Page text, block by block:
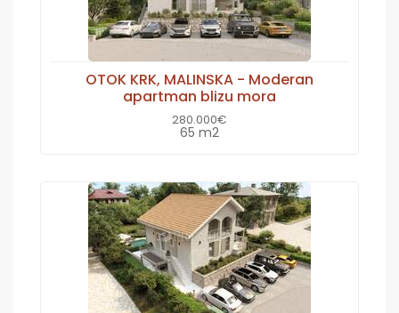
OTOK KRK, MALINSKA - Moderan
apartman blizu mora
280.000€
65 m2